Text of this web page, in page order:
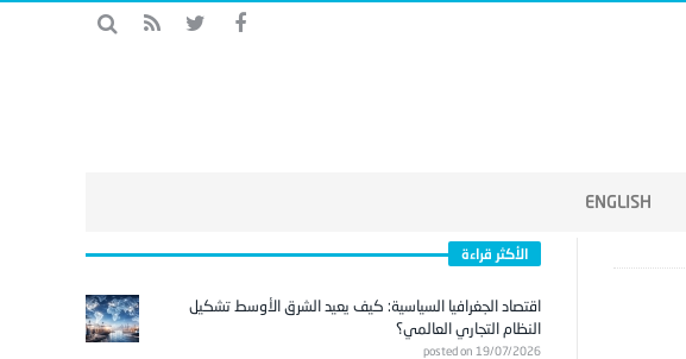
ENGLISH
الأكثر قراءة
اقتصاد الجغرافيا السياسية: كيف يعيد الشرق الأوسط تشكيل
النظام التجاري العالمي؟
posted on 19/07/2026